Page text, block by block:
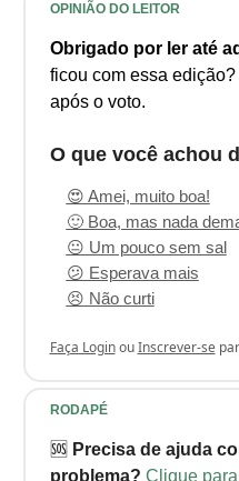
OPINIÃO DO LEITOR
Obrigado por ler até
ficou com essa
após o voto.
O que você achou
😍 Amei, muito boa!
🙂 Boa, mas nada
😐 Um pouco sem sal
😕 Esperava mais
😣 Não curti
Faça LoginouInscrever-se
RODAPÉ
🆘 Precisa de ajuda
problema? Clique